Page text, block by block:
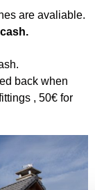
are avaliable.
back when
, 50€ for